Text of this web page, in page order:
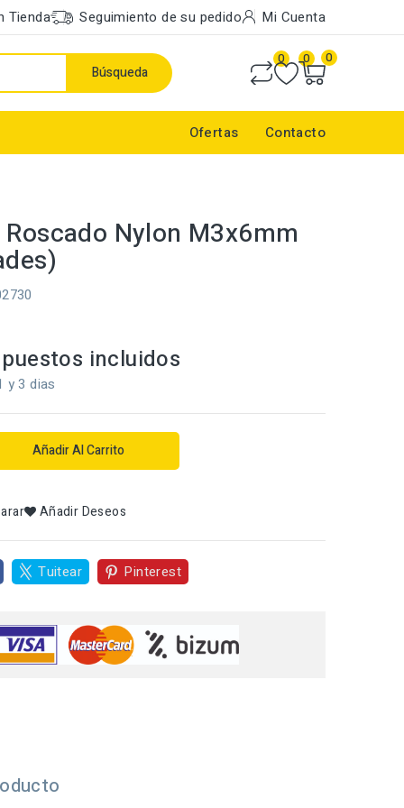
Tienda Seguimiento de su pedido Mi Cuenta
Búsqueda
0 0 0
Ofertas Contacto
Nylon M3x6mm
incluidos
y 3 dias
Añadir Al Carrito
Añadir Deseos
Tuitear Pinterest